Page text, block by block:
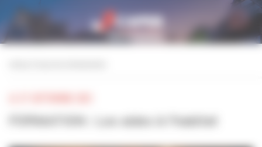
Personnaliser la gestion des cookies